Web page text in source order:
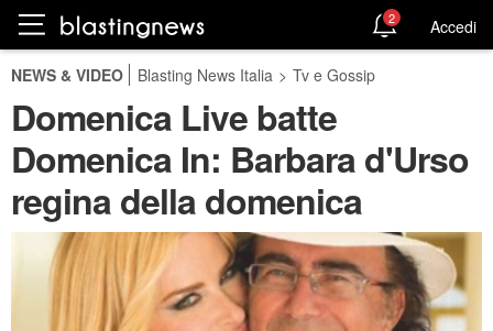
2 Accedi
NEWS & VIDEO Blasting News Italia > Tv e Gossip
Domenica Live batte
Domenica In: Barbara d'Urso
regina della domenica